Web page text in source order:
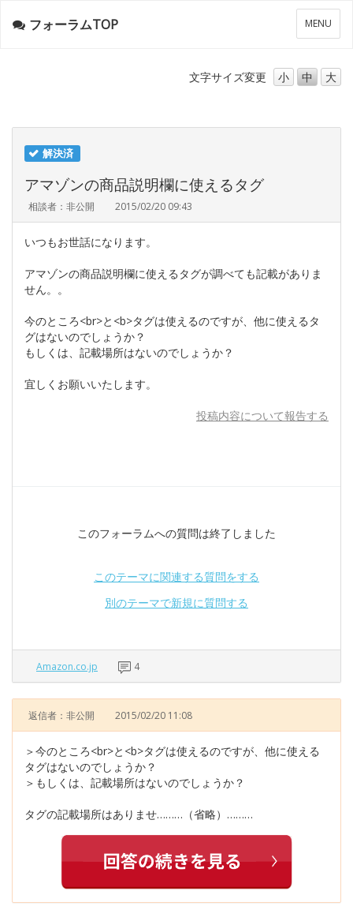
メ
ニ
ー
MENU
フォーラムTOP
文字サイズ変更 小 中 大
解決済
アマゾンの商品説明欄に使えるタグ
相談者：非公開 2015/02/20 09:43
いつもお世話になります。
アマゾンの商品説明欄に使えるタグが調べても記載がありま
せん。。
今のところ<br>と<b>タグは使えるのですが、他に使えるタ
グはないのでしょうか？
もしくは、記載場所はないのでしょうか？
宜しくお願いいたします。
投稿内容について報告する
このフォーラムへの質問は終了しました
このテーマに関連する質問をする
別のテーマで新規に質問する
Amazon.co.jp 4
返信者：非公開 2015/02/20 11:08
＞今のところ<br>と<b>タグは使えるのですが、他に使える
タグはないのでしょうか？
＞もしくは、記載場所はないのでしょうか？
タグの記載場所はありませ………（省略）………